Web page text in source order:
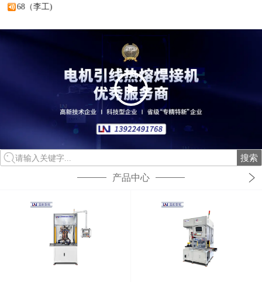
（李工)
搜索
请输入关键字...
产品中心